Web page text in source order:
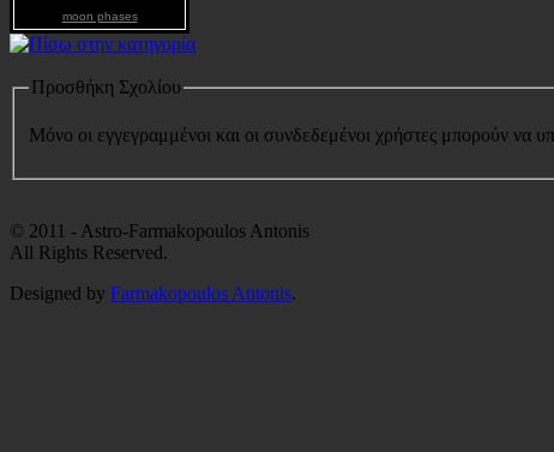
moon phases
Προσθήκη Σχολίου
Μόνο οι εγγεγραμμένοι και οι συνδεδεμένοι χρήστες μπορούν να
© 2011 - Astro-Farmakopoulos Antonis
All Rights Reserved.
Designed by Farmakopoulos Antonis.